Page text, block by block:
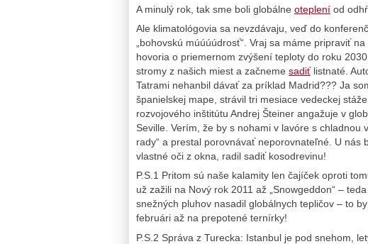
A minulý rok, tak sme boli globálne oteplení od
Ale klimatológovia sa nevzdávaju, veď do
„bohovskú múúúúdrosť“. Vraj sa máme pripraviť
hovoria o priemernom zvýšení teploty do roku
stromy z našich miest a začneme sadiťlistnaté.
Tatrami nehanbil dávať za príklad Madrid??? Ja
španielskej mape, strávil tri mesiace vedeckej
rozvojového inštitútu Andrej Šteiner angažuje v
Seville. Verím, že by s nohami v lavóre s chladnou
rady“ a prestal porovnávať neporovnateľné. U
vlastné oči z okna, radil sadiť kosodrevinu!
P.S.1 Pritom sú naše kalamity len čajíček oproti
už zažili na Nový rok 2011 až „Snowgeddon“ –
snežných pluhov nasadil globálnych tepličov – to
februári až na prepotené ternírky!
P.S.2 Správa z Turecka: Istanbul je pod snehom,